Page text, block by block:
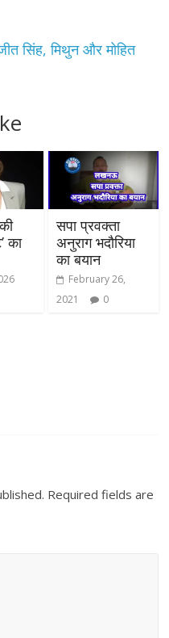
सिंह, मिथुन और मोहित
का
सपा प्रवक्ता
अनुराग भदौरिया
का बयान
February 26,
2021
0
Required fields are